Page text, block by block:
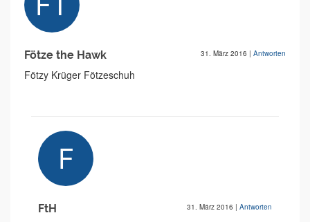
Fötze the Hawk 31. März 2016 | Antworten
Fötzy Krüger Fötzeschuh
FtH 31. März 2016 | Antworten